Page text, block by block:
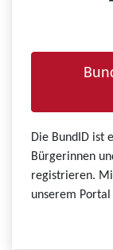
Die BundID ist
Bürgerinnen
registrieren.
unserem